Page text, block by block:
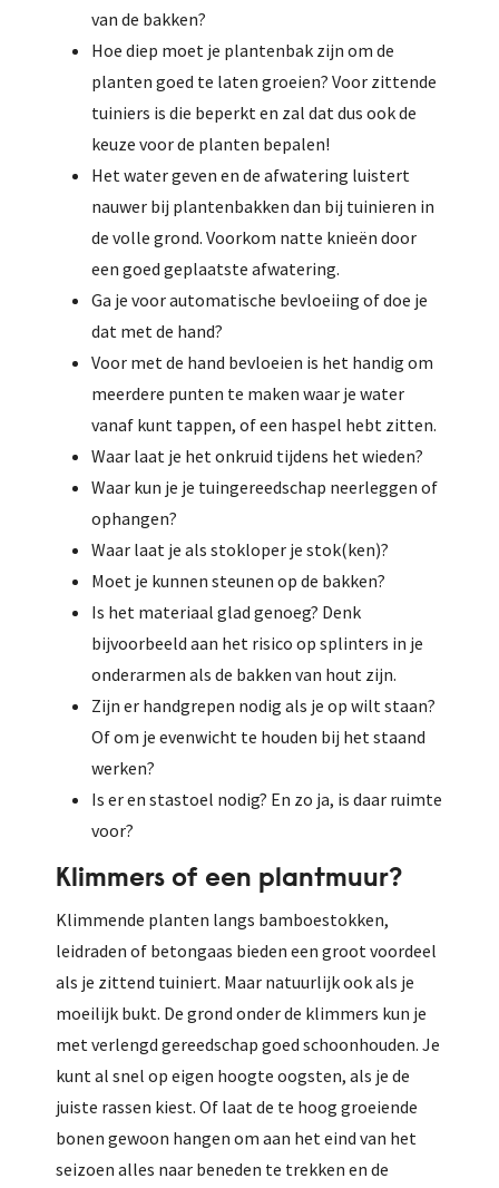
van de bakken?
Hoe diep moet je plantenbak zijn om de
planten goed te laten groeien? Voor zittende
tuiniers is die beperkt en zal dat dus ook de
keuze voor de planten bepalen!
Het water geven en de afwatering luistert
nauwer bij plantenbakken dan bij tuinieren in
de volle grond. Voorkom natte knieën door
een goed geplaatste afwatering.
Ga je voor automatische bevloeiing of doe je
dat met de hand?
Voor met de hand bevloeien is het handig om
meerdere punten te maken waar je water
vanaf kunt tappen, of een haspel hebt zitten.
Waar laat je het onkruid tijdens het wieden?
Waar kun je je tuingereedschap neerleggen of
ophangen?
Waar laat je als stokloper je stok(ken)?
Moet je kunnen steunen op de bakken?
Is het materiaal glad genoeg? Denk
bijvoorbeeld aan het risico op splinters in je
onderarmen als de bakken van hout zijn.
Zijn er handgrepen nodig als je op wilt staan?
Of om je evenwicht te houden bij het staand
werken?
Is er en stastoel nodig? En zo ja, is daar ruimte
voor?
Klimmers of een plantmuur?
Klimmende planten langs bamboestokken,
leidraden of betongaas bieden een groot voordeel
als je zittend tuiniert. Maar natuurlijk ook als je
moeilijk bukt. De grond onder de klimmers kun je
met verlengd gereedschap goed schoonhouden. Je
kunt al snel op eigen hoogte oogsten, als je de
juiste rassen kiest. Of laat de te hoog groeiende
bonen gewoon hangen om aan het eind van het
seizoen alles naar beneden te trekken en de